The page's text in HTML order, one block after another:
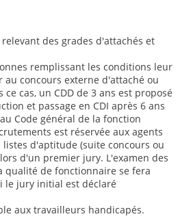
des grades d'attachés et
remplissant les conditions leur
concours externe d'attaché ou
cas, un CDD de 3 ans est proposé
et passage en CDI après 6 ans
Code général de la fonction
est réservée aux agents
d'aptitude (suite concours ou
d'un premier jury. L'examen des
qualité de fonctionnaire se fera
le jury initial est déclaré
aux travailleurs handicapés.